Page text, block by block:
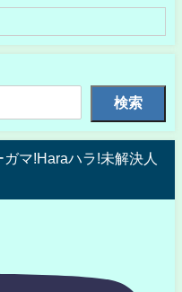
検索
マ!Haraハラ!未解決人